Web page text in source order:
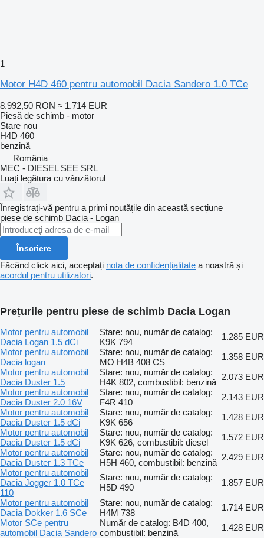
1
Motor H4D 460 pentru automobil Dacia Sandero 1.0 TCe
8.992,50 RON ≈ 1.714 EUR
Piesă de schimb - motor
Stare nou
H4D 460
benzină
România
MEC - DIESEL SEE SRL
Luați legătura cu vânzătorul
Înregistrați-vă pentru a primi noutățile din această secțiune
piese de schimb Dacia - Logan
Înscriere
Făcând click aici, acceptați nota de confidențialitate a noastră și
acordul pentru utilizatori.
Prețurile pentru piese de schimb Dacia Logan
Motor pentru automobil
Dacia Logan 1.5 dCi
Stare: nou, număr de catalog:
K9K 794
1.285 EUR
Motor pentru automobil
Dacia logan
Stare: nou, număr de catalog:
MO H4B 408 CS
1.358 EUR
Motor pentru automobil
Dacia Duster 1.5
Stare: nou, număr de catalog:
H4K 802, combustibil: benzină
2.073 EUR
Motor pentru automobil
Dacia Duster 2.0 16V
Stare: nou, număr de catalog:
F4R 410
2.143 EUR
Motor pentru automobil
Dacia Duster 1.5 dCi
Stare: nou, număr de catalog:
K9K 656
1.428 EUR
Motor pentru automobil
Dacia Duster 1.5 dCi
Stare: nou, număr de catalog:
K9K 626, combustibil: diesel
1.572 EUR
Motor pentru automobil
Dacia Duster 1.3 TCe
Stare: nou, număr de catalog:
H5H 460, combustibil: benzină
2.429 EUR
Motor pentru automobil
Dacia Jogger 1.0 TCe
110
Stare: nou, număr de catalog:
H5D 490
1.857 EUR
Motor pentru automobil
Dacia Dokker 1.6 SCe
Stare: nou, număr de catalog:
H4M 738
1.714 EUR
Motor SCe pentru
automobil Dacia Sandero
Număr de catalog: B4D 400,
combustibil: benzină
1.428 EUR